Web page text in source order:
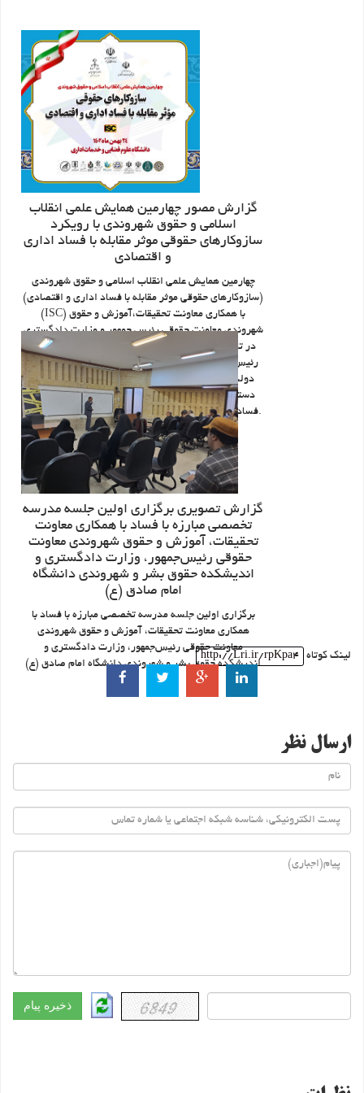
گزارش مصور چهارمین همایش علمی انقلاب
اسلامی و حقوق شهروندی با رویکرد
سازوکار‌های حقوقی موثر مقابله با فساد اداری
و اقتصادی
چهارمین همایش علمی انقلاب اسلامی و حقوق شهروندی
(سازوکار‌های حقوقی موثر مقابله با فساد اداری و اقتصادی)
(ISC) با همکاری معاونت تحقیقات،آموزش و حقوق
شهروندی معاونت حقوقی رئیس جمهور و وزارت دادگستری
در تاریخ ۲۴ بهمن ماه 1402، با حضور وزیر دادگستری،
رئیس دبیرخانه ستاد هماهنگی مبارزه با مفاسد اقتصادی
دولت، مدیران، معاونین و کارشناسان حقوقی و بازرسی
دستگاه‌های اجرایی، اساتید و متخصصان حوزه مبارزه با
فساد در دانشگاه علوم قضائی و خدمات اداری برگزار شد.
گزارش تصویری برگزاری اولین جلسه مدرسه
تخصصی مبارزه با فساد با همکاری معاونت
تحقیقات، آموزش و حقوق شهروندی معاونت
حقوقی رئیس‌جمهور، وزارت دادگستری و
اندیشکده حقوق بشر و شهروندی دانشگاه
امام صادق (ع)
برگزاری اولین جلسه مدرسه تخصصی مبارزه با فساد با
همکاری معاونت تحقیقات، آموزش و حقوق شهروندی
معاونت حقوقی رئیس‌جمهور، وزارت دادگستری و
اندیشکده حقوق بشر و شهروندی دانشگاه امام صادق (ع)
لینک کوتاه http://Lri.ir/rpKpa4
ارسال نظر